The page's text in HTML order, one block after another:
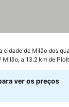
cidade de Milão dos
Milão, a 13.2 km de
ver os preços